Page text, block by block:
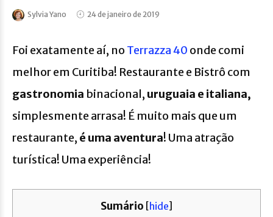
Sylvia Yano 24 de janeiro de 2019
Foi exatamente aí, no Terrazza 40 onde comi
melhor em Curitiba! Restaurante e Bistrô com
gastronomia binacional, uruguaia e italiana,
simplesmente arrasa! É muito mais que um
restaurante, é uma aventura! Uma atração
turística! Uma experiência!
Sumário [hide]